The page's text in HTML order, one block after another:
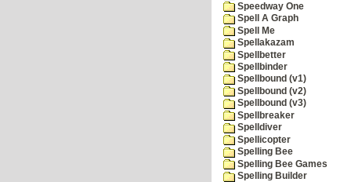
Speedway One
Spell A Graph
Spell Me
Spellakazam
Spellbetter
Spellbinder
Spellbound (v1)
Spellbound (v2)
Spellbound (v3)
Spellbreaker
Spelldiver
Spellicopter
Spelling Bee
Spelling Bee Games
Spelling Builder